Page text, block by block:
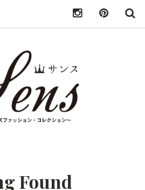
〜
COLLECTION（ハ
イブランド・メンズ
Found
INSTAGRAM